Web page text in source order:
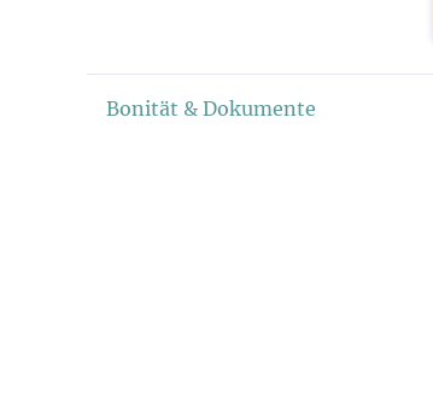
Bonität & Dokumente